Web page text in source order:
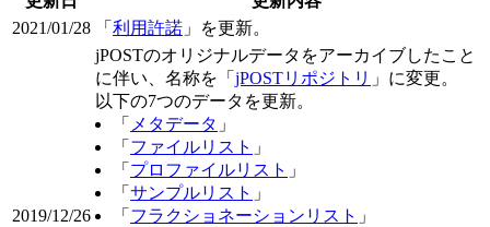
2021/01/28
「 利用許諾 」を更新。
2019/12/26
jPOSTのオリジナルデータをアーカイブしたこと
に伴い、名称を「 jPOSTリポジトリ 」に変更。
以下の7つのデータを更新。
「 メタデータ 」
「 ファイルリスト 」
「 プロファイルリスト 」
「 サンプルリスト 」
「 フラクショネーションリスト 」